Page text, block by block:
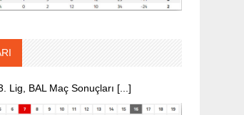
Lig, BAL Maç Sonuçları [...]